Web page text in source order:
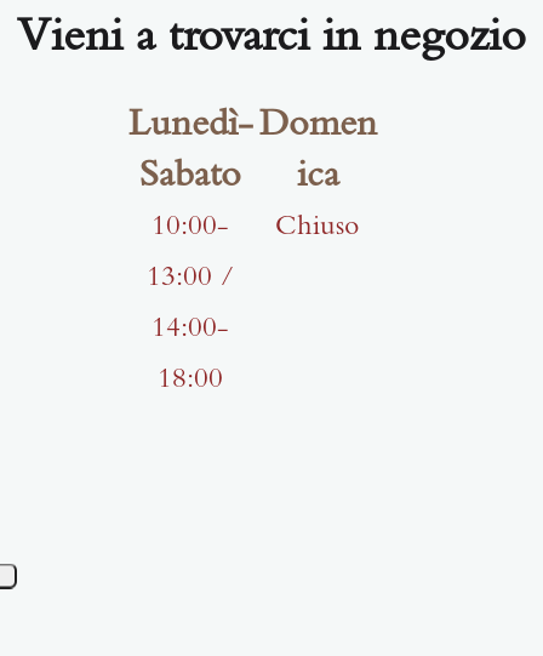
Vieni a trovarci in negozio
Lunedì-
Sabato
10:00-
13:00 /
14:00-
18:00
Domen
ica
Chiuso